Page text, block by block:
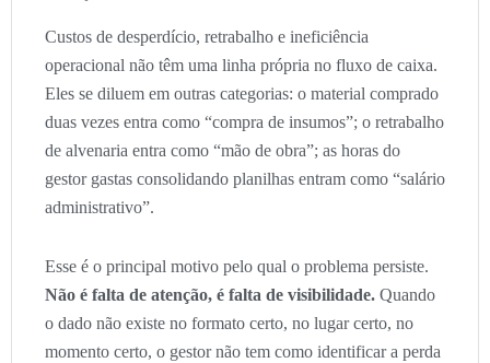
Custos de desperdício, retrabalho e ineficiência
operacional não têm uma linha própria no fluxo de caixa.
Eles se diluem em outras categorias: o material comprado
duas vezes entra como “compra de insumos”; o retrabalho
de alvenaria entra como “mão de obra”; as horas do
gestor gastas consolidando planilhas entram como “salário
administrativo”.
Esse é o principal motivo pelo qual o problema persiste.
Não é falta de atenção, é falta de visibilidade. Quando
o dado não existe no formato certo, no lugar certo, no
momento certo, o gestor não tem como identificar a perda